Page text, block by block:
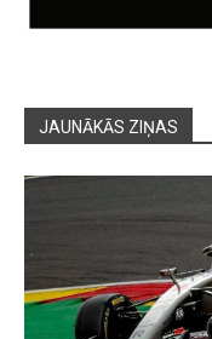
JAUNĀKĀS ZIŅAS